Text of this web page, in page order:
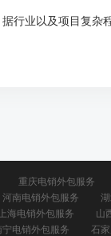
据行业以及项目复杂
重庆电销外包服务
河南电销外包服务
上海电销外包服务
山
宁电销外包服务
石